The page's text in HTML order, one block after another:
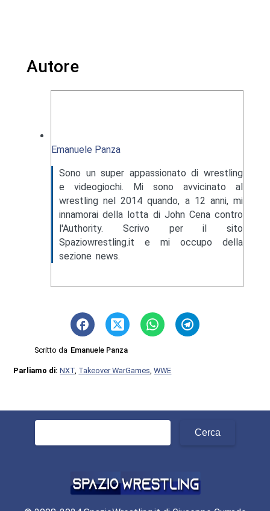
Autore
Emanuele Panza
Sono un super appassionato di wrestling
e videogiochi. Mi sono avvicinato al
wrestling nel 2014 quando, a 12 anni, mi
innamorai della lotta di John Cena contro
l'Authority. Scrivo per il sito
Spaziowrestling.it e mi occupo della
sezione news.
Scritto da Emanuele Panza
Parliamo di:NXT, Takeover WarGames,WWE
Ricerca